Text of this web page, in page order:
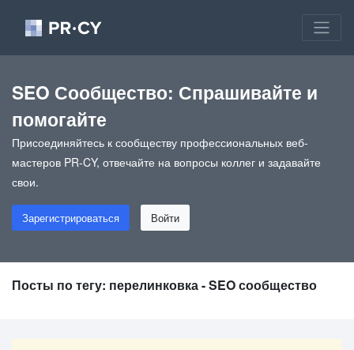
SEO Сообщество: Спрашивайте и
помогайте
Присоединяйтесь к сообществу профессиональных веб-
мастеров PR-CY, отвечайте на вопросы коллег и задавайте
свои.
Зарегистрироваться Войти
Посты по тегу: перелинковка - SEO сообщество